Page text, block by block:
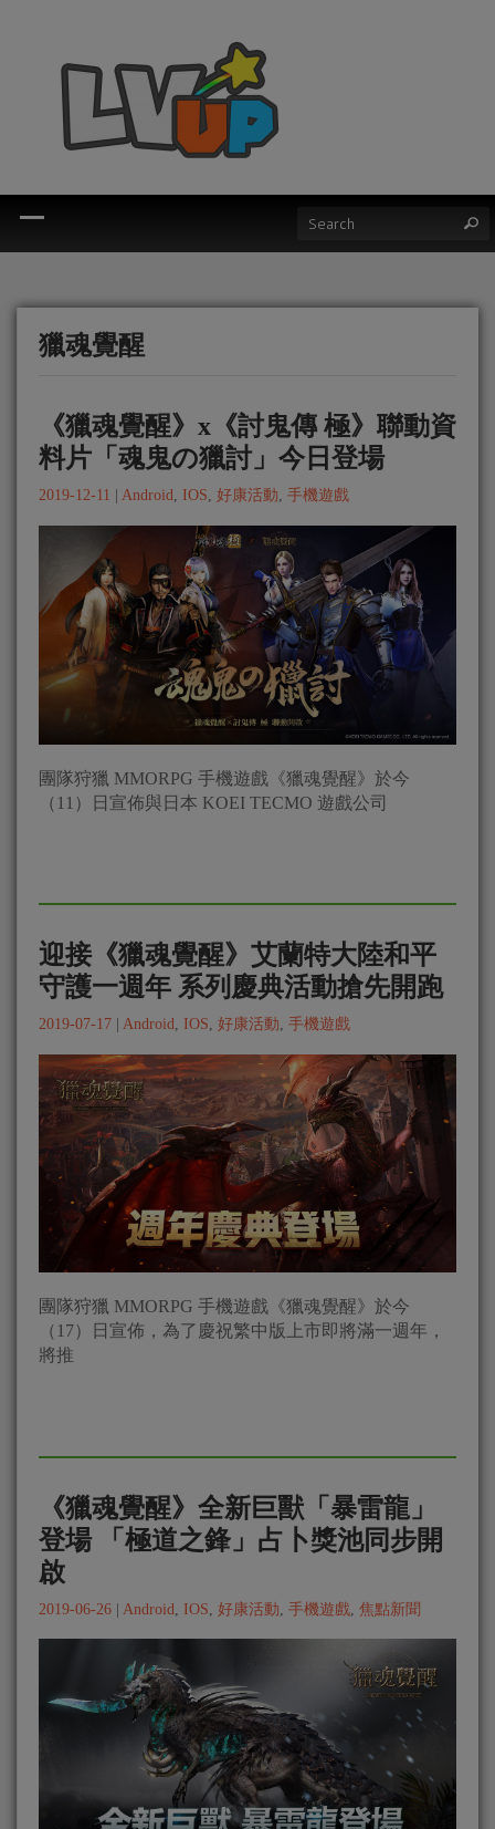
獵魂覺醒
《獵魂覺醒》x《討鬼傳 極》聯動資
料片「魂鬼の獵討」今日登場
2019-12-11 Android, IOS, 好康活動, 手機遊戲
團隊狩獵 MMORPG 手機遊戲《獵魂覺醒》於今
（11）日宣佈與日本 KOEI TECMO 遊戲公司
迎接《獵魂覺醒》艾蘭特大陸和平
守護一週年 系列慶典活動搶先開跑
2019-07-17 Android IOS 好康活動 手機遊戲
團隊狩獵 MMORPG 手機遊戲《獵魂覺醒》於今
（17）日宣佈，為了慶祝繁中版上市即將滿一週年，
將推
《獵魂覺醒》全新巨獸「暴雷龍」
登場 「極道之鋒」占卜獎池同步開
啟
2019-06-26 | Android IOS 好康活動 手機遊戲 焦點新聞